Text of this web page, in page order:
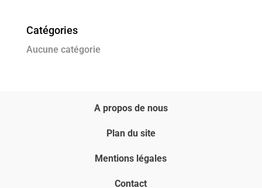
Catégories
Aucune catégorie
A propos de nous
Plan du site
Mentions légales
Contact